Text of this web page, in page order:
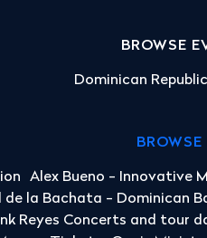
BROWSE
Dominican Republic
Alex Bueno - Innovative
de la Bachata - Dominican
Reyes Concerts and tour